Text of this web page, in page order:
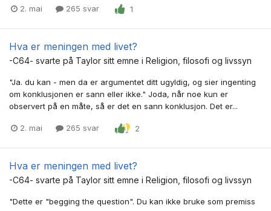
2. mai 265 svar 1
Hva er meningen med livet?
-C64- svarte på Taylor sitt emne i Religion, filosofi og livssyn
"Ja. du kan - men da er argumentet ditt ugyldig, og sier ingenting
om konklusjonen er sann eller ikke." Joda, når noe kun er
observert på en måte, så er det en sann konklusjon. Det er...
2. mai 265 svar 2
Hva er meningen med livet?
-C64- svarte på Taylor sitt emne i Religion, filosofi og livssyn
"Dette er "begging the question". Du kan ikke bruke som premiss